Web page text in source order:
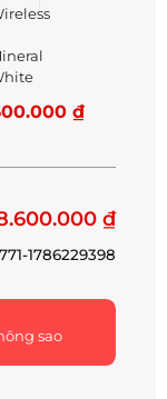
₫
₫
1786229398
sao